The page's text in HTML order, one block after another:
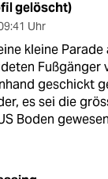
gelöscht)
Uhr
kleine
Fußgänger
geschickt
es sei die
Boden